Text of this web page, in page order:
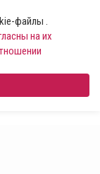
файлы .
на их